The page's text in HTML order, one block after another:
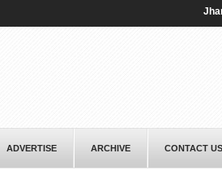
Jharkhand student
ADVERTISE ARCHIVE CONTACT US